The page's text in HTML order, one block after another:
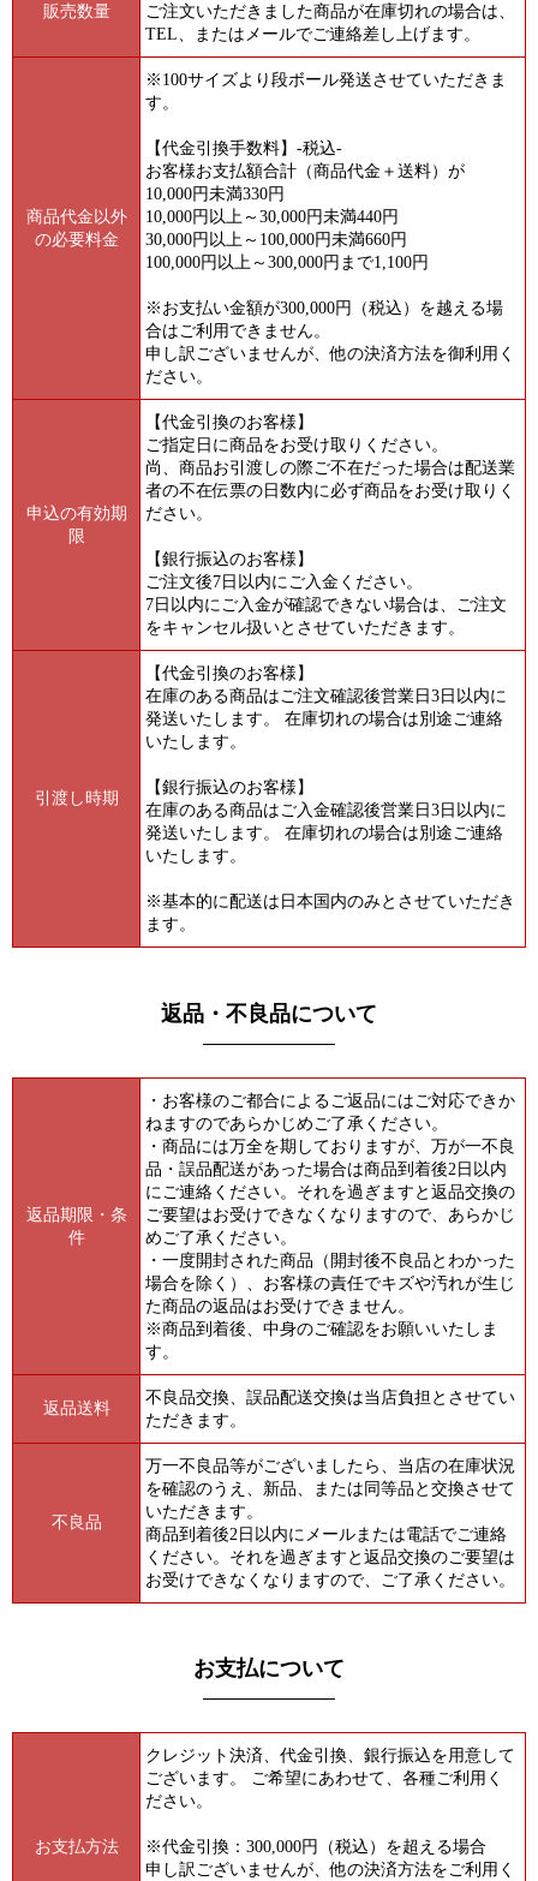
販売数量
ご注文いただきました商品が在庫切れの場合は、
TEL、またはメールでご連絡差し上げます。
商品代金以外
の必要料金
※100サイズより段ボール発送させていただきま
す。
【代金引換手数料】-税込-
お客様お支払額合計（商品代金＋送料）が
10,000円未満330円
10,000円以上～30,000円未満440円
30,000円以上～100,000円未満660円
100,000円以上～300,000円まで1,100円
※お支払い金額が300,000円（税込）を越える場
合はご利用できません。
申し訳ございませんが、他の決済方法を御利用く
ださい。
申込の有効期
限
【代金引換のお客様】
ご指定日に商品をお受け取りください。
尚、商品お引渡しの際ご不在だった場合は配送業
者の不在伝票の日数内に必ず商品をお受け取りく
ださい。
【銀行振込のお客様】
ご注文後7日以内にご入金ください。
7日以内にご入金が確認できない場合は、ご注文
をキャンセル扱いとさせていただきます。
引渡し時期
【代金引換のお客様】
在庫のある商品はご注文確認後営業日3日以内に
発送いたします。在庫切れの場合は別途ご連絡
いたします。
【銀行振込のお客様】
在庫のある商品はご入金確認後営業日3日以内に
発送いたします。在庫切れの場合は別途ご連絡
いたします。
※基本的に配送は日本国内のみとさせていただき
ます。
返品・不良品について
返品期限・条
件
・お客様のご都合によるご返品にはご対応できか
ねますのであらかじめご了承ください。
・商品には万全を期しておりますが、万が一不良
品・誤品配送があった場合は商品到着後2日以内
にご連絡ください。それを過ぎますと返品交換の
ご要望はお受けできなくなりますので、あらかじ
めご了承ください。
・一度開封された商品（開封後不良品とわかった
場合を除く）、お客様の責任でキズや汚れが生じ
た商品の返品はお受けできません。
※商品到着後、中身のご確認をお願いいたしま
す。
返品送料
不良品交換、誤品配送交換は当店負担とさせてい
ただきます。
不良品
万一不良品等がございましたら、当店の在庫状況
を確認のうえ、新品、または同等品と交換させて
いただきます。
商品到着後2日以内にメールまたは電話でご連絡
ください。それを過ぎますと返品交換のご要望は
お受けできなくなりますので、ご了承ください。
お支払について
お支払方法
クレジット決済、代金引換、銀行振込を用意して
ございます。
ご希望にあわせて、各種ご利用く
ださい。
※代金引換：300,000円（税込）を超える場合
申し訳ございませんが、他の決済方法をご利用く